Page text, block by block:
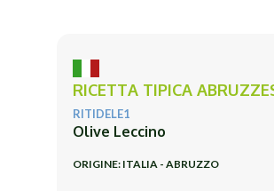
RICETTA TIPICA
RITIDELE1
Olive Leccino
ORIGINE: ITALIA - ABRUZZO